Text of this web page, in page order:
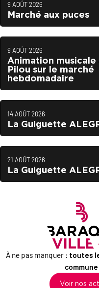
9 AOÛT 2026
Marché aux puces
9 AOÛT 2026
Animation musicale
Pilou sur le marché
hebdomadaire
14 AOÛT 2026
La Guiguette
21 AOÛT 2026
La Guiguette
À ne pas manquer : toutes
commune
Voir nos